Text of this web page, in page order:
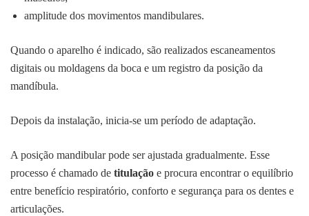
amplitude dos movimentos mandibulares.
Quando o aparelho é indicado, são realizados escaneamentos
digitais ou moldagens da boca e um registro da posição da
mandíbula.
Depois da instalação, inicia-se um período de adaptação.
A posição mandibular pode ser ajustada gradualmente. Esse
processo é chamado de titulação e procura encontrar o equilíbrio
entre benefício respiratório, conforto e segurança para os dentes e
articulações.